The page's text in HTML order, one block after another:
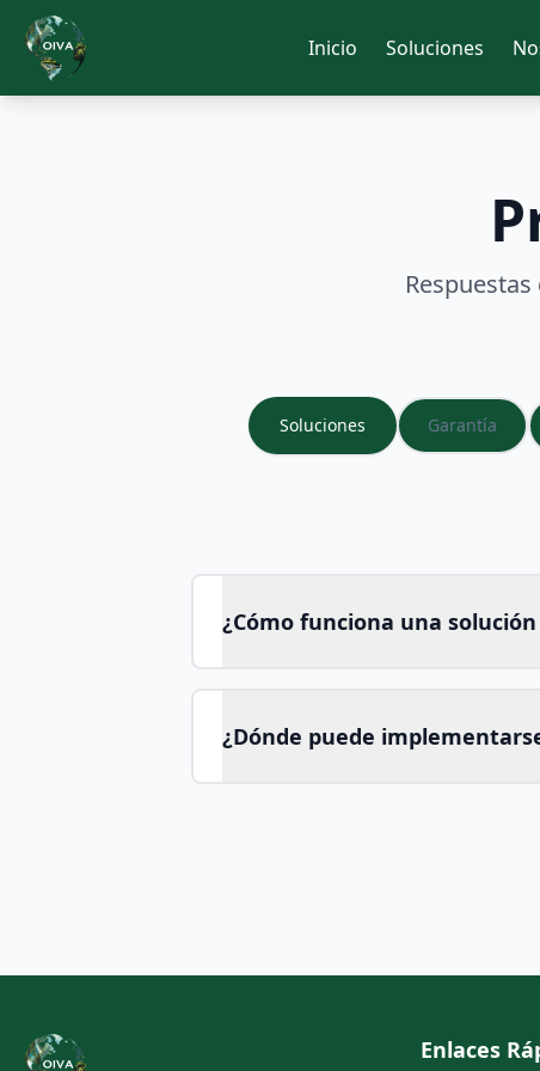
Inicio Soluciones
Soluciones Garantía
¿Cómo funciona una
¿Dónde puede
Enlaces